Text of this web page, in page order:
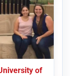
of